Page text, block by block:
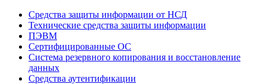
Средства защиты информации от НСД
Технические средства защиты информации
ПЭВМ
Сертифицированные ОС
Система резервного копирования и восстановление
данных
Средства аутентификации